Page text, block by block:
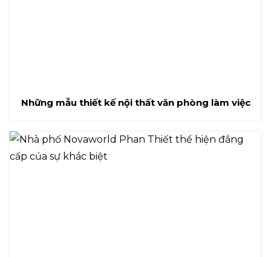
Những mẫu thiết kế nội thất văn phòng làm việc